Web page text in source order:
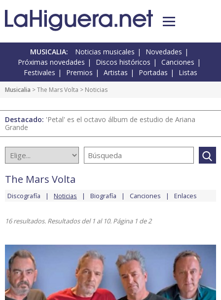
MUSICALIA: Noticias musicales
Novedades
Próximas novedades
Discos históricos
Canciones
Festivales
Premios Artistas Portadas Listas
Musicalia >The Mars Volta > Noticias
Destacado: 'Petal' es el octavo álbum de estudio de Ariana
Grande
The Mars Volta
Discografía Noticias Biografía Canciones Enlaces
16 resultados. Resultados del 1 al 10. Página 1 de 2